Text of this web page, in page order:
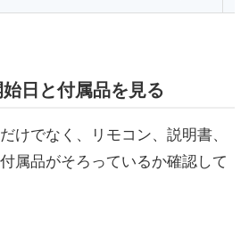
日と付属品を見る
けでなく、リモコン、説明書、
属品がそろっているか確認して